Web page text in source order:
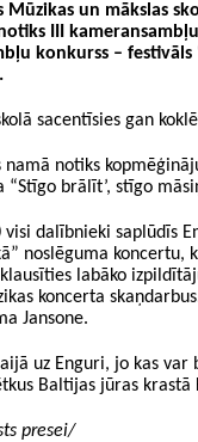
Mūzikas un mākslas
III
konkurss – festivāls
sacentīsies gan
namā notiks
“Stīgo brālīt’, stīgo
visi dalībnieki saplūdīs
noslēguma koncertu,
labāko
koncerta
Jansone.
uz Enguri, jo kas var
Baltijas jūras krastā
presei/